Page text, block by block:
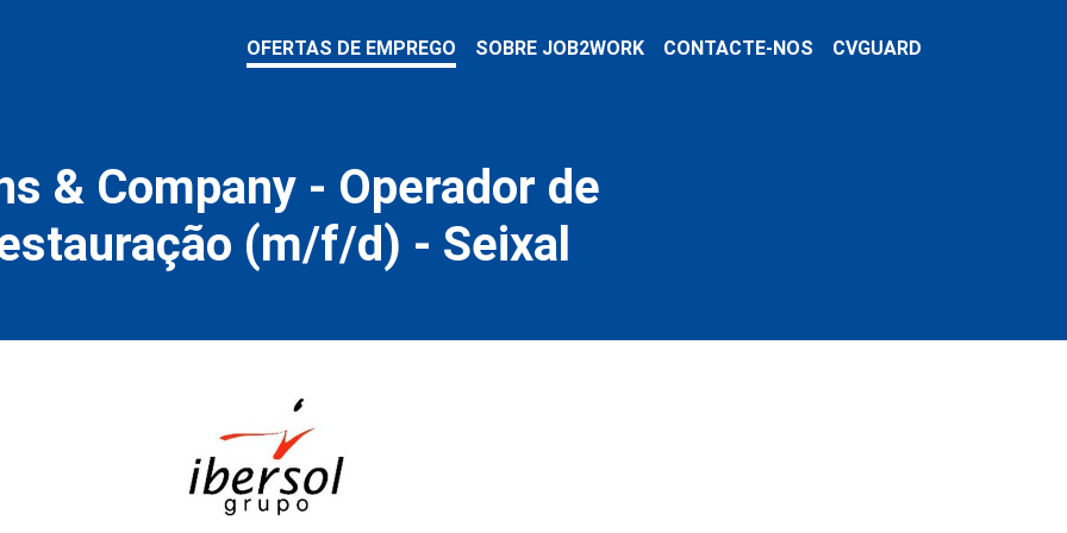
OFERTAS DE EMPREGO SOBRE JOB2WORK CONTACTE-NOS CVGUARD
& Company - Operador de
(m/f/d) - Seixal